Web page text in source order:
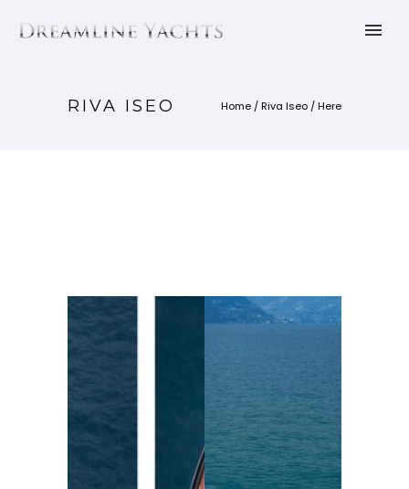
RIVA ISEO Home /Riva Iseo / Here